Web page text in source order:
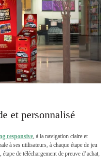
et personnalisé
responsive, à la navigation claire et
à ses utilisateurs, à chaque étape de jeu
de téléchargement de preuve d’achat,